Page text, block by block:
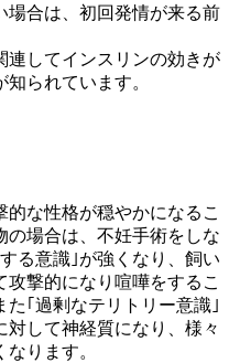
場合は、初回発情が来る前
連してインスリンの効きが
られています。
な性格が穏やかになるこ
の場合は、不妊手術をしな
る意識｣が強くなり、飼い
撃的になり喧嘩をするこ
｢過剰なテリトリー意識｣
して神経質になり、様々
ります。